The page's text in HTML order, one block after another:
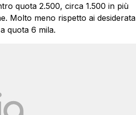
quota 2.500, circa 1.500 in più
Molto meno rispetto ai desiderata
quota 6 mila.